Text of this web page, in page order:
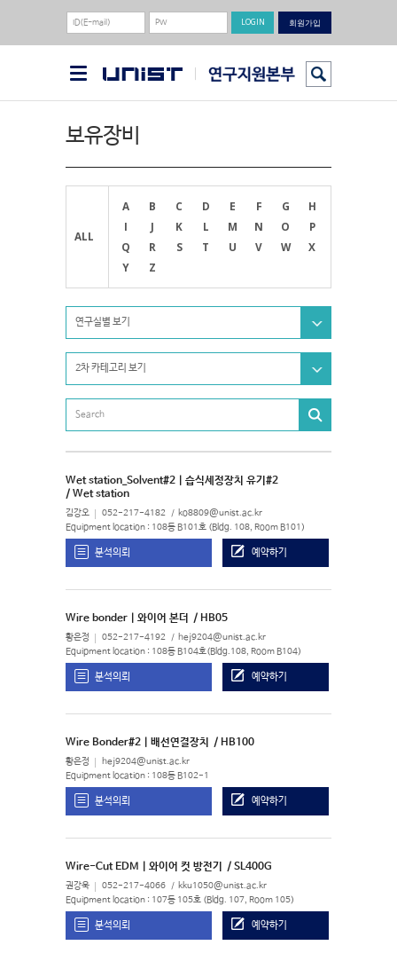
회원가입
보유장비
ALL
A B C D E F G
H
I
J K L M N O
P
Q
R S T U V W
X
Y
Z
연구실별 보기
2차 카테고리 보기
Wet station_Solvent#2 | 습식세정장치 유기#2
/ Wet station
김강오 052-217-4182 ko8809@unist.ac.kr
Equipment location : 108동 B101호 (Bldg. 108, Room B101)
분석의뢰 예약하기
Wire bonder | 와이어 본더 / HB05
황은정 052-217-4192 hej9204@unist.ac.kr
Equipment location : 108동 B104호(Bldg.108, Room B104)
분석의뢰 예약하기
Wire Bonder#2 | 배선연결장치 / HB100
황은정 hej9204@unist.ac.kr
Equipment location : 108동 B102-1
분석의뢰 예약하기
Wire-Cut EDM | 와이어 컷 방전기 / SL400G
권강욱 052-217-4066 kku1050@unist.ac.kr
Equipment location : 107동 105호 (Bldg. 107, Room 105)
분석의뢰 예약하기